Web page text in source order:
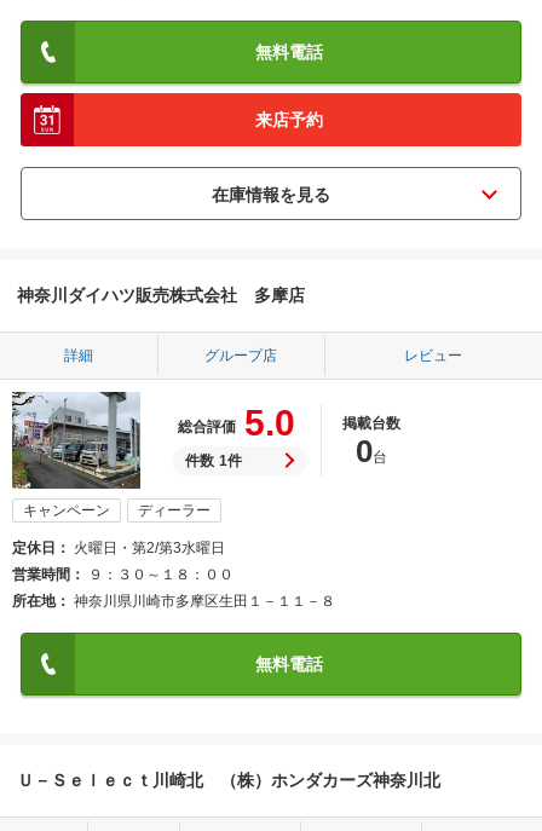
無料電話
来店予約
神奈川ダイハツ販売株式会社 多摩店
詳細 グループ店 レビュー
総合評価 5.0
件数 1件
掲載台数
0台
キャンペーン ディーラー
定休日
火曜日・第2/第3水曜日
営業時間
９：３０～１８：００
所在地
神奈川県川崎市多摩区生田１－１１－８
無料電話
Ｕ－Ｓｅｌｅｃｔ川崎北 （株）ホンダカーズ神奈川北